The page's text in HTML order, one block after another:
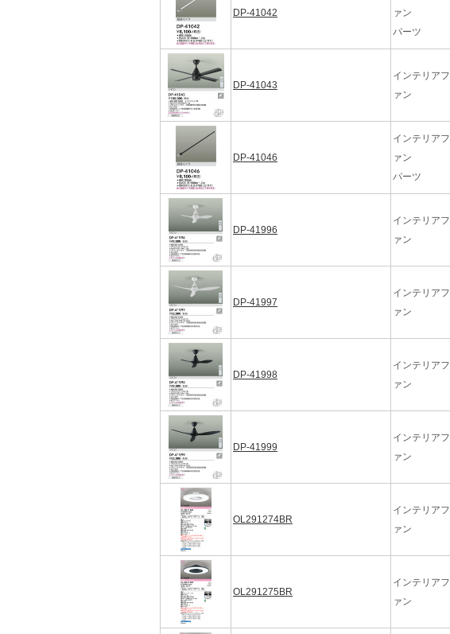
DP-41042
ァン
パーツ
DP-41043
インテリアフ
ァン
DP-41046
インテリアフ
ァン
パーツ
DP-41996
インテリアフ
ァン
DP-41997
インテリアフ
ァン
DP-41998
インテリアフ
ァン
DP-41999
インテリアフ
ァン
OL291274BR
インテリアフ
ァン
OL291275BR
インテリアフ
ァン